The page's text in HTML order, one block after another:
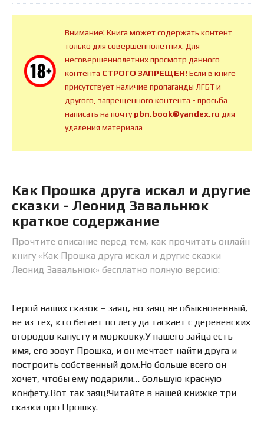
Внимание! Книга может содержать контент
только для совершеннолетних. Для
несовершеннолетних просмотр данного
контента СТРОГО ЗАПРЕЩЕН!Если в книге
присутствует наличие пропаганды ЛГБТ и
другого, запрещенного контента - просьба
написать на почтуpbn.book@yandex.ru для
удаления материала
Как Прошка друга искал и другие
сказки - Леонид Завальнюк
краткое содержание
Прочтите описание перед тем, как прочитать онлайн
книгу «Как Прошка друга искал и другие сказки -
Леонид Завальнюк» бесплатно полную версию:
Герой наших сказок – заяц, но заяц не обыкновенный,
не из тех, кто бегает по лесу да таскает с деревенских
огородов капусту и морковку.У нашего зайца есть
имя, его зовут Прошка, и он мечтает найти друга и
построить собственный дом.Но больше всего он
хочет, чтобы ему подарили… большую красную
конфету.Вот так заяц!Читайте в нашей книжке три
сказки про Прошку.